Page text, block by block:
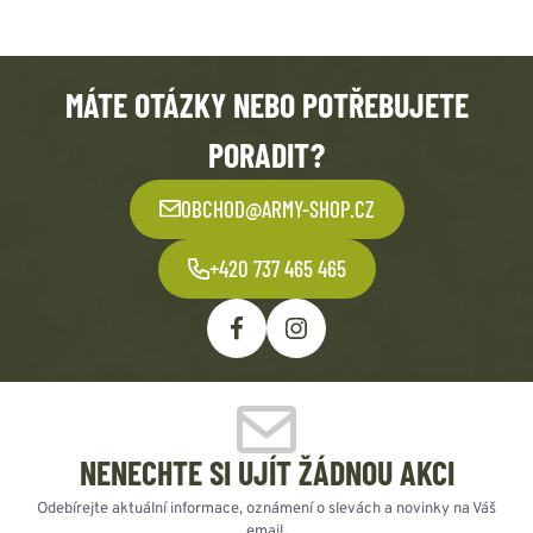
MÁTE OTÁZKY NEBO POTŘEBUJETE
PORADIT?
OBCHOD@ARMY-SHOP.CZ
+420 737 465 465
NENECHTE SI UJÍT ŽÁDNOU AKCI
Odebírejte aktuální informace, oznámení o slevách a novinky na Váš